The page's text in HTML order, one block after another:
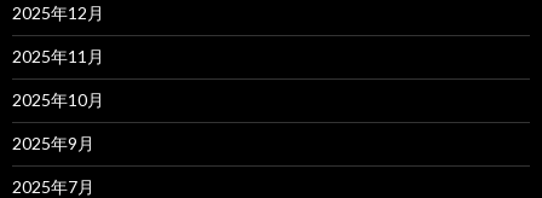
2025年12月
2025年11月
2025年10月
2025年9月
2025年7月